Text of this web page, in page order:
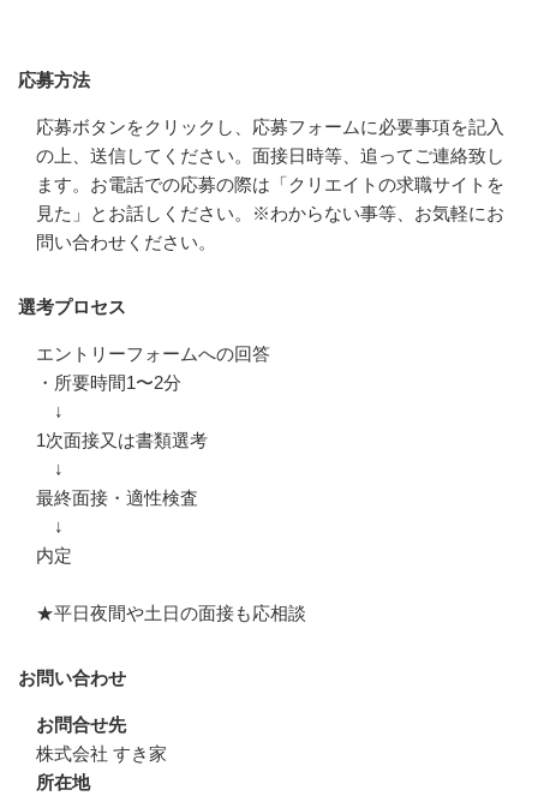
応募方法
応募ボタンをクリックし、応募フォームに必要事項を記入
の上、送信してください。面接日時等、追ってご連絡致し
ます。お電話での応募の際は「クリエイトの求職サイトを
見た」とお話しください。※わからない事等、お気軽にお
問い合わせください。
選考プロセス
エントリーフォームへの回答
・所要時間1〜2分
↓
1次面接又は書類選考
↓
最終面接・適性検査
↓
内定
★平日夜間や土日の面接も応相談
お問い合わせ
お問合せ先
株式会社 すき家
所在地